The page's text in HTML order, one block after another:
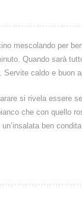
mescolando per
Quando sarà
caldo e buon
si rivela essere
che con quello
ben